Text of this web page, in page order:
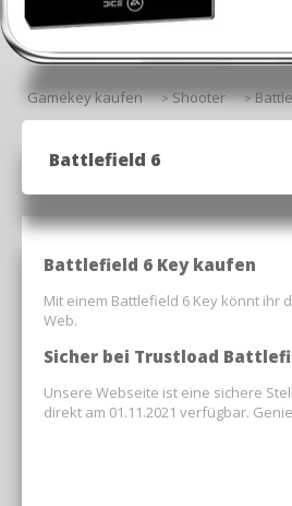
Gamekey kaufen >Shooter >
Battlefield 6
Battlefield 6 Key kaufen
Mit einem Battlefield 6 Key könnt ihr
Web.
Sicher bei Trustload
Unsere Webseite ist eine sichere
direkt am 01.11.2021 verfügbar.